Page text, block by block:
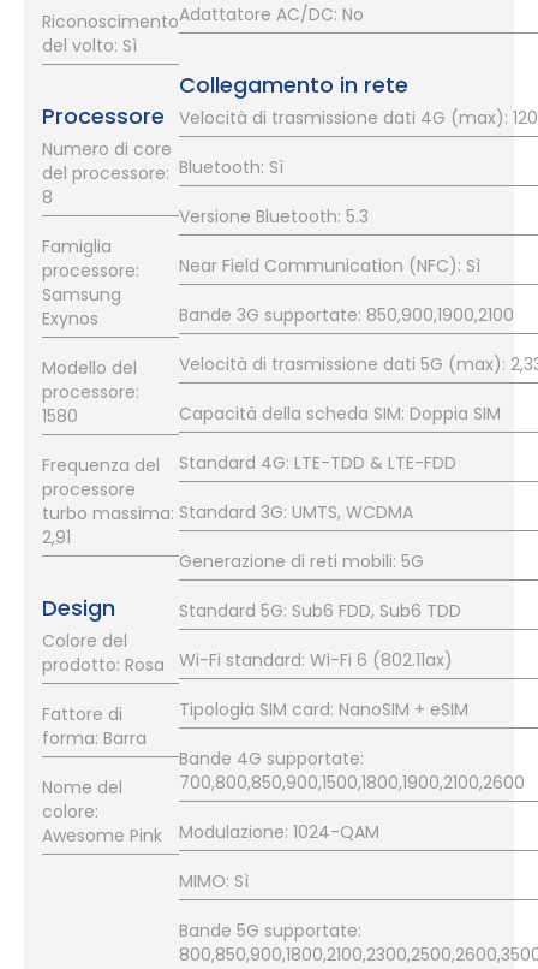
Riconoscimento
del volto: Sì
Processore
Numero di core
del processore:
8
Famiglia
processore:
Samsung
Exynos
Modello del
processore:
1580
Frequenza del
processore
turbo massima:
2,91
Design
Colore del
prodotto: Rosa
Fattore di
forma: Barra
Nome del
colore:
Awesome Pink
Adattatore AC/DC: No
Collegamento in rete
Velocità di trasmissione dati 4G (max):
Bluetooth: Sì
Versione Bluetooth: 5.3
Near Field Communication (NFC): Sì
Bande 3G supportate: 850,900,1900,2100
Velocità di trasmissione dati 5G (max):
Capacità della scheda SIM: Doppia SIM
Standard 4G: LTE-TDD & LTE-FDD
Standard 3G: UMTS, WCDMA
Generazione di reti mobili: 5G
Standard 5G: Sub6 FDD, Sub6 TDD
Wi-Fi standard: Wi-Fi 6 (802.11ax)
Tipologia SIM card: NanoSIM + eSIM
Bande 4G supportate:
700,800,850,900,1500,1800,1900,2100,2600
Modulazione: 1024-QAM
MIMO: Sì
Bande 5G supportate: